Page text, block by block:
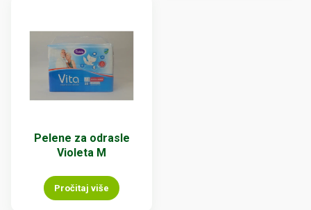
Pelene za odrasle
Violeta M
Pročitaj više